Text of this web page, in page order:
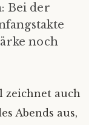
Bei der
noch
zeichnet auch
Abends aus,